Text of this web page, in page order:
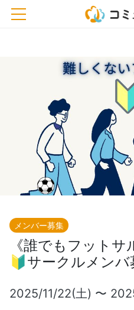
toggle navigation
※開催予定のイベントが中止・延期にな
お申込みの際は、事前に主催者にご確認くだ
メンバー募集
《誰でもフットサ
🔰サークルメンバ
2025/11/22(土) 〜